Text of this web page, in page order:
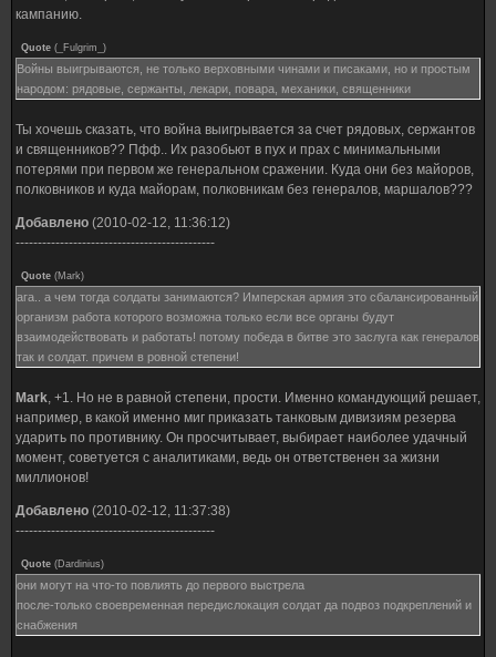
кампанию.
Quote ( _Fulgrim_ )
Войны выигрываются, не только верховными чинами и писаками, но и простым
народом: рядовые, сержанты, лекари, повара, механики, священники
Ты хочешь сказать, что война выигрывается за счет рядовых, сержантов
и священников?? Пфф.. Их разобьют в пух и прах с минимальными
потерями при первом же генеральном сражении. Куда они без майоров,
полковников и куда майорам, полковникам без генералов, маршалов???
Добавлено (2010-02-12, 11:36:12)
---------------------------------------------
Quote (Mark)
ага.. а чем тогда солдаты занимаются? Имперская армия это сбалансированный
организм работа которого возможна только если все органы будут
взаимодействовать и работать! потому победа в битве это заслуга как генералов
так и солдат. причем в ровной степени!
Mark, +1. Но не в равной степени, прости. Именно командующий решает,
например, в какой именно миг приказать танковым дивизиям резерва
ударить по противнику. Он просчитывает, выбирает наиболее удачный
момент, советуется с аналитиками, ведь он ответственен за жизни
миллионов!
Добавлено (2010-02-12, 11:37:38)
---------------------------------------------
Quote (Dardinius)
они могут на что-то повлиять до первого выстрела
после-только своевременная передислокация солдат да подвоз подкреплений и
снабжения